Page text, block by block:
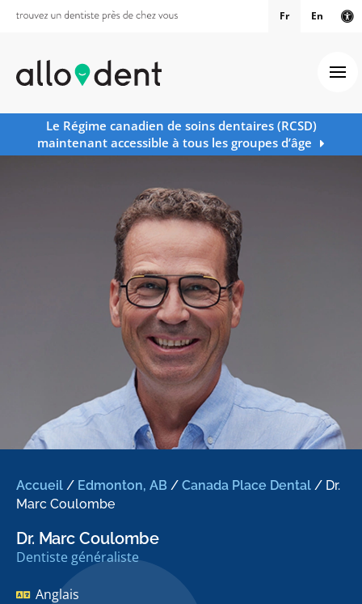
Fr En
Le Régime canadien de soins dentaires (RCSD)
maintenant accessible à tous les groupes d’âge
Accueil / Edmonton, AB / Canada Place Dental / Dr.
Marc Coulombe
Dr. Marc Coulombe
Dentiste généraliste
Anglais